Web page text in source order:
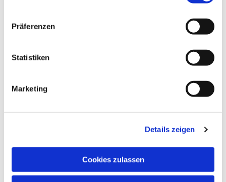
Präferenzen
Statistiken
Marketing
Details zeigen
Cookies zulassen
Ihr wollt noch mehr wissen? Einen guten Einblick
erhaltet ihr in